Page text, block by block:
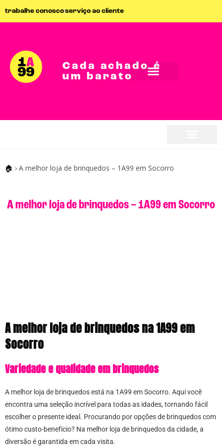
trabalhe conoscoserviço ao cliente
Cada achado é
um barato
🏠 › A melhor loja de brinquedos – 1A99 em Socorro
A melhor loja de brinquedos – 1A99 em Socorro
A melhor loja de brinquedos na 1A99 em
Socorro
Variedade e qualidade em brinquedos
A melhor loja de brinquedos está na 1A99 em Socorro. Aqui você
encontra uma seleção incrível para todas as idades, tornando fácil
escolher o presente ideal. Procurando por opções de brinquedos com
ótimo custo-benefício? Na melhor loja de brinquedos da cidade, a
diversão é garantida em cada visita.